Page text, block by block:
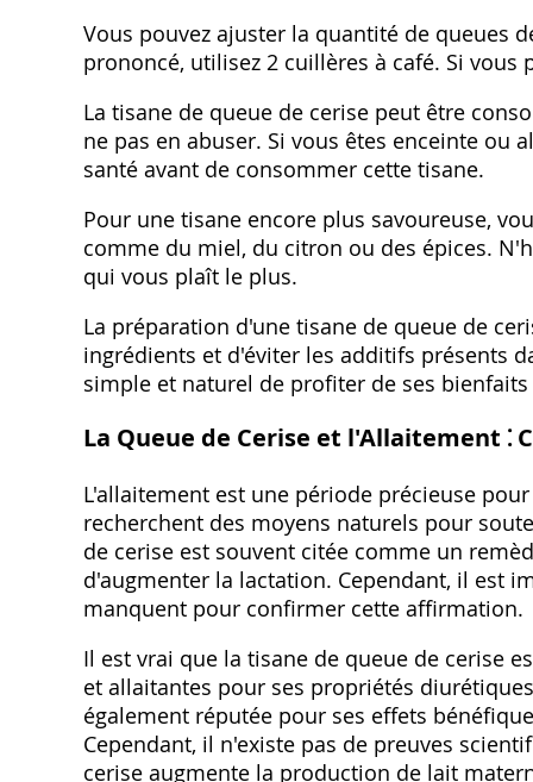
Vous pouvez ajuster la quantité de queues
prononcé‚ utilisez 2 cuillères à café. Si
La tisane de queue de cerise peut être
ne pas en abuser. Si vous êtes enceinte ou
santé avant de consommer cette tisane.
Pour une tisane encore plus savoureuse‚
comme du miel‚ du citron ou des épices.
qui vous plaît le plus.
La préparation d'une tisane de queue de
ingrédients et d'éviter les additifs présents
simple et naturel de profiter de ses
La Queue de Cerise et l'Allaitement ⁚
L'allaitement est une période précieuse
recherchent des moyens naturels pour
de cerise est souvent citée comme un
d'augmenter la lactation. Cependant‚ il est
manquent pour confirmer cette affirmation.
Il est vrai que la tisane de queue de cerise
et allaitantes pour ses propriétés
également réputée pour ses effets
Cependant‚ il n'existe pas de preuves
cerise augmente la production de lait